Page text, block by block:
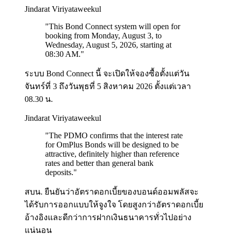
Jindarat Viriyataweekul
"This Bond Connect system will open for
booking from Monday, August 3, to
Wednesday, August 5, 2026, starting at
08:30 AM."
ระบบ Bond Connect นี้ จะเปิดให้จองซื้อตั้งแต่วัน
จันทร์ที่ 3 ถึงวันพุธที่ 5 สิงหาคม 2026 ตั้งแต่เวลา
08.30 น.
Jindarat Viriyataweekul
"The PDMO confirms that the interest rate
for OmPlus Bonds will be designed to be
attractive, definitely higher than reference
rates and better than general bank
deposits."
สบน. ยืนยันว่าอัตราดอกเบี้ยของบอนด์ออมพลัสจะ
ได้รับการออกแบบให้จูงใจ โดยสูงกว่าอัตราดอกเบี้ย
อ้างอิงและดีกว่าการฝากเงินธนาคารทั่วไปอย่าง
แน่นอน